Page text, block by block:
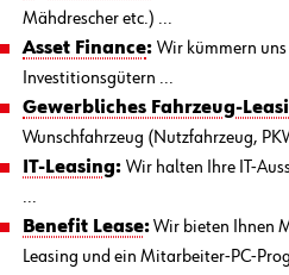
Mähdrescher etc.) ...
Asset Finance:Wir kümmern
Investitionsgütern ...
Gewerbliches Fahrzeug-
Wunschfahrzeug (Nutzfahrzeug,
IT-Leasing:Wir halten Ihre IT-
...
Benefit Lease:Wir bieten Ihnen
Leasing und ein Mitarbeiter-PC-